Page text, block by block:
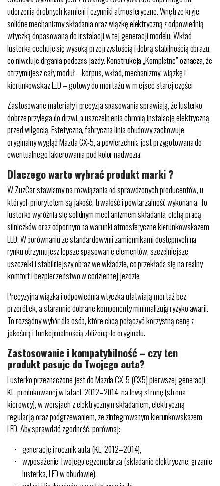
uderzenia drobnych kamieni i czynniki atmosferyczne. Wnętrze kryje
solidne mechanizmy składania oraz wiązkę elektryczną z odpowiednią
wtyczką dopasowaną do instalacji w tej generacji modelu. Wkład
lusterka cechuje się wysoką przejrzystością i dobrą stabilnością obrazu,
co niweluje drgania podczas jazdy. Konstrukcja „Kompletne” oznacza, że
otrzymujesz cały moduł – korpus, wkład, mechanizmy, wiązkę i
kierunkowskaz LED – gotowy do montażu w miejsce starej części.
Zastosowane materiały i precyzja spasowania sprawiają, że lusterko
dobrze przylega do drzwi, a uszczelnienia chronią instalację elektryczną
przed wilgocią. Estetyczna, fabryczna linia obudowy zachowuje
oryginalny wygląd Mazda CX-5, a powierzchnia jest przygotowana do
ewentualnego lakierowania pod kolor nadwozia.
Dlaczego warto wybrać produkt marki ?
W ZuzCar stawiamy na rozwiązania od sprawdzonych producentów, u
których priorytetem są jakość, trwałość i powtarzalność wykonania. To
lusterko wyróżnia się solidnym mechanizmem składania, cichą pracą
silniczków oraz odpornym na warunki atmosferyczne kierunkowskazem
LED. W porównaniu ze standardowymi zamiennikami dostępnych na
rynku otrzymujesz lepsze spasowanie elementów, szczelniejsze
uszczelki i stabilniejszy obraz we wkładzie, co przekłada się na realny
komfort i bezpieczeństwo w codziennej jeździe.
Precyzyjna wiązka i odpowiednia wtyczka ułatwiają montaż bez
przeróbek, a starannie dobrane komponenty minimalizują ryzyko awarii.
To rozsądny wybór dla osób, które chcą połączyć korzystną cenę z
jakością i funkcjonalnością zbliżoną do oryginału.
Zastosowanie i kompatybilność – czy ten
produkt pasuje do Twojego auta?
Lusterko przeznaczone jest do Mazda CX-5 (CX5) pierwszej generacji
KE, produkowanej w latach 2012–2014, na lewą stronę (strona
kierowcy), w wersjach z elektrycznym składaniem, elektryczną
regulacją oraz podgrzewaniem, ze zintegrowanym kierunkowskazem
LED. Aby sprawdzić zgodność, porównaj:
generację i rocznik auta (KE, 2012–2014),
wyposażenie Twojego egzemplarza (składanie elektryczne, grzanie
lusterka, LED w obudowie),